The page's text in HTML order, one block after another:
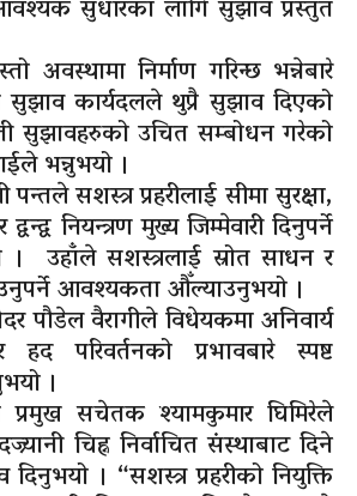
सुधारका लागि सुझाव प्रस्तुत
अवस्थामा निर्माण गरिन्छ भन्नेबारे
कार्यदलले थुप्रै सुझाव दिएको
उचित सम्बोधन गरेको
भन्नुभयो ।
सशस्त्र प्रहरीलाई सीमा सुरक्षा,
नियन्त्रण मुख्य जिम्मेवारी दिनुपर्ने
। उहाँले सशस्त्रलाई स्रोत साधन र
आवश्यकता औँल्याउनुभयो ।
पौडेल वैरागीले विधेयकमा अनिवार्य
परिवर्तनको प्रभावबारे स्पष्ट
।
प्रमुख सचेतक श्यामकुमार घिमिरेले
चिह्न निर्वाचित संस्थाबाट दिने
। “सशस्त्र प्रहरीको नियुक्ति